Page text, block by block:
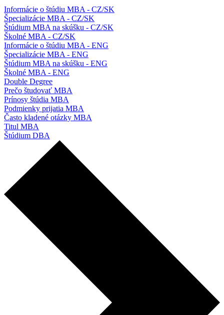
Informácie o štúdiu MBA - CZ/SK
Špecializácie MBA - CZ/SK
Štúdium MBA na skúšku - CZ/SK
Školné MBA - CZ/SK
Informácie o štúdiu MBA - ENG
Špecializácie MBA - ENG
Štúdium MBA na skúšku - ENG
Školné MBA - ENG
Double Degree
Prečo študovať MBA
Prínosy štúdia MBA
Podmienky prijatia MBA
Často kladené otázky MBA
Titul MBA
Štúdium DBA